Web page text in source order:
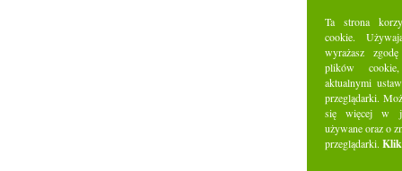
Ta strona
cookie.
wyrażasz
plików
aktualnymi
przeglądarki.
się więcej w
używane oraz o
przeglądarki.